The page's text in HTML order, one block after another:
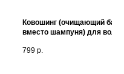
Ковошинг (очищающий
вместо шампуня) для
799 р.